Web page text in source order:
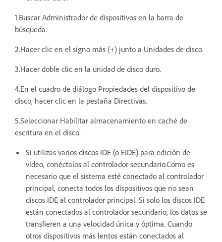
1.Buscar Administrador de dispositivos en la barra de
búsqueda.
2.Hacer clic en el signo más (+) junto a Unidades de disco.
3.Hacer doble clic en la unidad de disco duro.
4.En el cuadro de diálogo Propiedades del dispositivo de
disco, hacer clic en la pestaña Directivas.
5.Seleccionar Habilitar almacenamiento en caché de
escritura en el disco.
Si utilizas varios discos IDE (o EIDE) para edición de
vídeo, conéctalos al controlador secundario.Como es
necesario que el sistema esté conectado al controlador
principal, conecta todos los dispositivos que no sean
discos IDE al controlador principal. Si solo los discos IDE
están conectados al controlador secundario, los datos se
transfieren a una velocidad única y óptima. Cuando
otros dispositivos más lentos están conectados al